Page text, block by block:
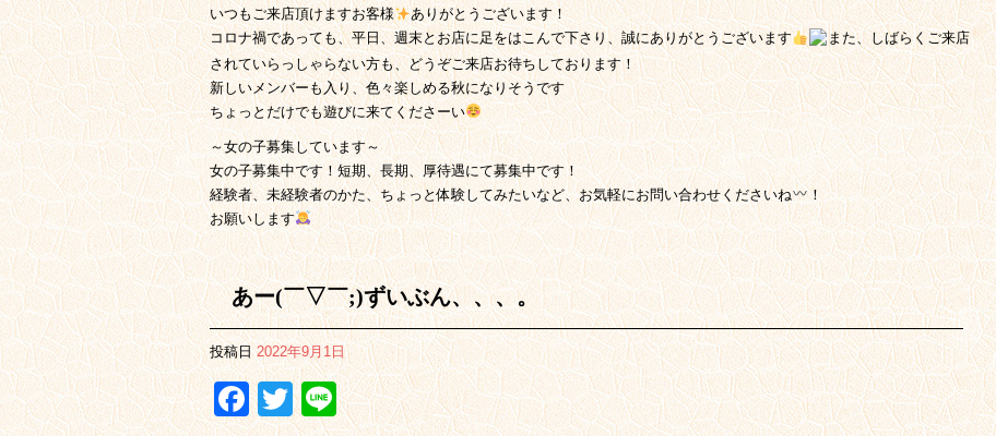
いつもご来店頂けますお客様
ありがとうございます！
コロナ禍であっても、平日、週末とお店に足をはこんで下さり、誠にありがとうございます
また、しばらくご来店
されていらっしゃらない方も、どうぞご来店お待ちしております！
新しいメンバーも入り、色々楽しめる秋になりそうです
ちょっとだけでも遊びに来てくださーい
～女の子募集しています～
女の子募集中です！短期、長期、厚待遇にて募集中です！
経験者、未経験者のかた、ちょっと体験してみたいなど、お気軽にお問い合わせくださいね
！
お願いします
あー(￣▽￣;)ずいぶん、、、。
投稿日 2022年9月1日
Facebook
Twitter
Line